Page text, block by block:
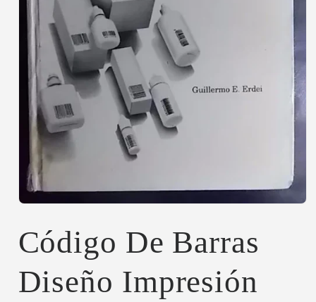
multimedia
1
en
ventana
modal
Código De Barras
Diseño Impresión